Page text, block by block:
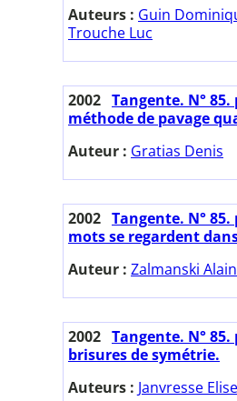
Auteurs : Guin
Trouche Luc
2002 Tangente. N° 85.
méthode de pavage
Auteur : Gratias Denis
2002 Tangente. N° 85.
mots se regardent
Auteur : Zalmanski Alain
2002 Tangente. N° 85.
brisures de symétrie.
Auteurs : Janvresse Elise